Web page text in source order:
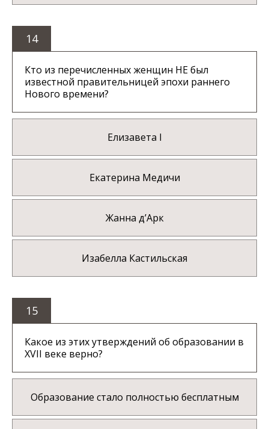
14
Кто из перечисленных женщин НЕ был
известной правительницей эпохи раннего
Нового времени?
Елизавета I
Екатерина Медичи
Жанна д’Арк
Изабелла Кастильская
15
Какое из этих утверждений об образовании в
XVII веке верно?
Образование стало полностью бесплатным